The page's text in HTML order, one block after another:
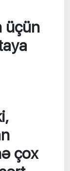
üçün
çox